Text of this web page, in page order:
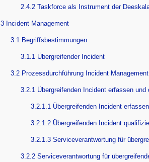
2.4.2 Taskforce als Instrument der
3 Incident Management
3.1 Begriffsbestimmungen
3.1.1 Übergreifender Incident
3.2 Prozessdurchführung Incident Management
3.2.1 Übergreifenden Incident erfassen und
3.2.1.1 Übergreifenden Incident erfassen
3.2.1.2 Übergreifenden Incident
3.2.1.3 Serviceverantwortung für
3.2.2 Serviceverantwortung für